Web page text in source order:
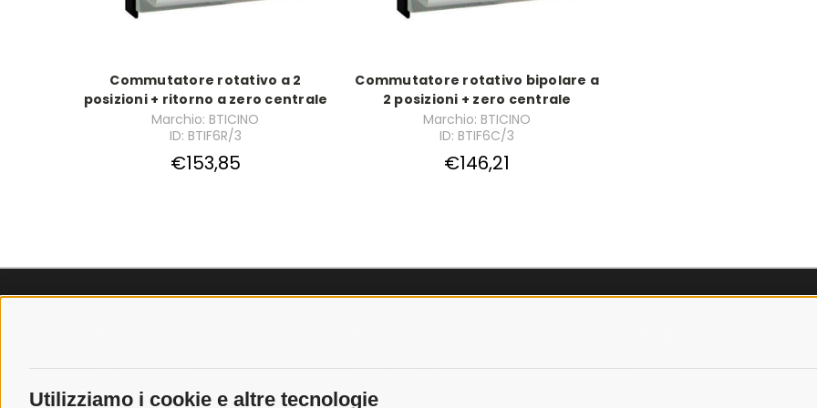
Utilizziamo i cookie e altre tecnologie
Commutatore rotativo a 2
posizioni + ritorno a zero centrale
Marchio: BTICINO
ID: BTIF6R/3
€153,85
Commutatore rotativo bipolare a
2 posizioni + zero centrale
Marchio: BTICINO
ID: BTIF6C/3
€146,21
COSTI DI SPEDIZIONE
TEMPI DI SPEDIZIONE
PRIVACY POLICY
COOKIE POLICY
CHI SIAMO